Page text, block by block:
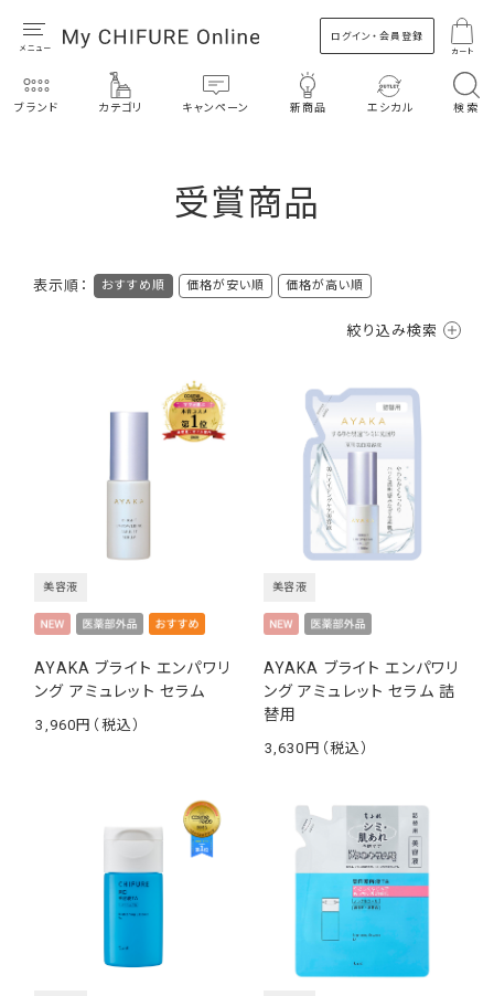
ログイン・会員登録
カート
ブランド カテゴリ キャンペーン 新商品 エシカル 検索
受賞商品
表示順： おすすめ順 価格が安い順 価格が高い順
絞り込み検索
AYAKA ブライト エンパワリ
ング アミュレット セラム
美容液
3,960
AYAKA ブライト エンパワリ
ング アミュレット セラム 詰
替用
美容液
3,630